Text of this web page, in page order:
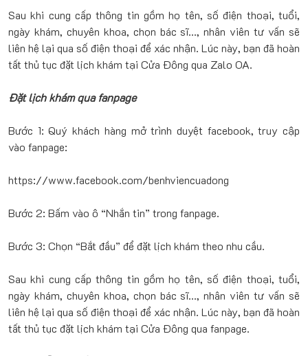
Sau khi cung cấp thông tin gồm họ tên, số điện thoại, tuổi,
ngày khám, chuyên khoa, chọn bác sĩ..., nhân viên tư vấn sẽ
liên hệ lại qua số điện thoại để xác nhận. Lúc này, bạn đã hoàn
tất thủ tục đặt lịch khám tại Cửa Đông qua Zalo OA.
Đặt lịch khám qua fanpage
Bước 1: Quý khách hàng mở trình duyệt facebook, truy cập
vào fanpage:
https://www.facebook.com/benhviencuadong
Bước 2: Bấm vào ô “Nhắn tin” trong fanpage.
Bước 3: Chọn “Bắt đầu” để đặt lịch khám theo nhu cầu.
Sau khi cung cấp thông tin gồm họ tên, số điện thoại, tuổi,
ngày khám, chuyên khoa, chọn bác sĩ..., nhân viên tư vấn sẽ
liên hệ lại qua số điện thoại để xác nhận. Lúc này, bạn đã hoàn
tất thủ tục đặt lịch khám tại Cửa Đông qua fanpage.